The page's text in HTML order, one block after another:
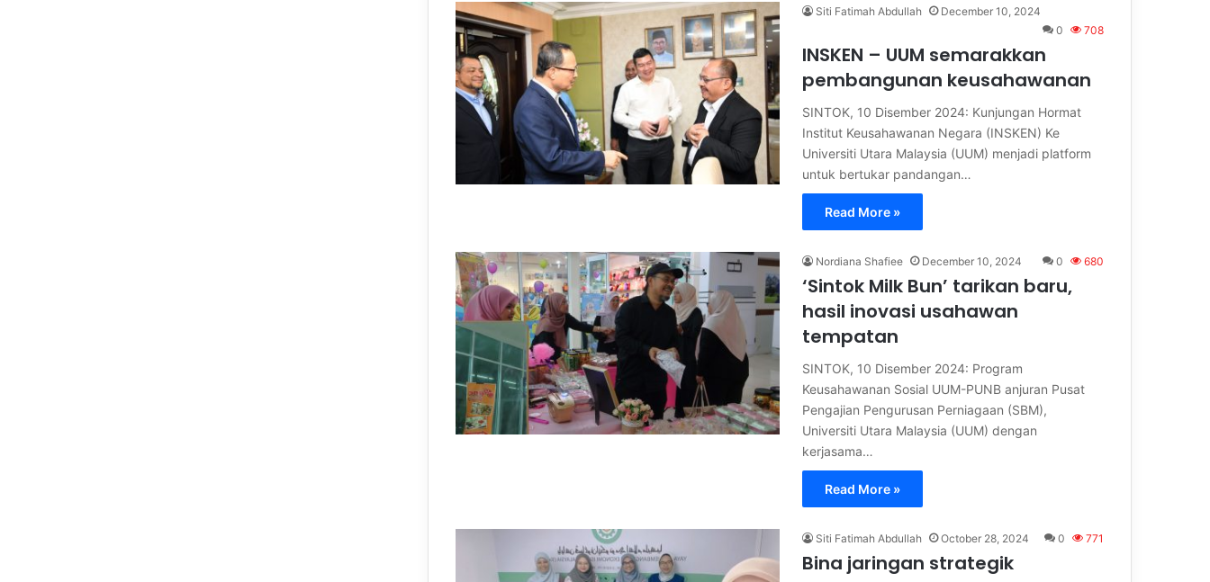
Siti Fatimah Abdullah
December 10, 2024
0
708
INSKEN – UUM semarakkan
pembangunan keusahawanan
SINTOK, 10 Disember 2024: Kunjungan Hormat
Institut Keusahawanan Negara (INSKEN) Ke
Universiti Utara Malaysia (UUM) menjadi platform
untuk bertukar pandangan…
Read More »
Nordiana Shafiee December 10, 2024 0 680
‘Sintok Milk Bun’ tarikan baru,
hasil inovasi usahawan
tempatan
SINTOK, 10 Disember 2024: Program
Keusahawanan Sosial UUM-PUNB anjuran Pusat
Pengajian Pengurusan Perniagaan (SBM),
Universiti Utara Malaysia (UUM) dengan
kerjasama…
Read More »
Siti Fatimah Abdullah October 28, 2024 0 771
Bina jaringan strategik